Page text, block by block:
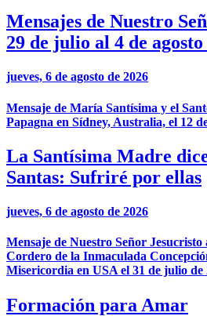
Mensajes de Nuestro
29 de julio al 4 de agosto
jueves, 6 de agosto de 2026
Mensaje de María Santísima y el
Papagna en Sídney, Australia, el 12
La Santísima Madre
Santas: Sufriré por ellas
jueves, 6 de agosto de 2026
Mensaje de Nuestro Señor Jesucristo
Cordero de la Inmaculada
Misericordia en USA el 31 de julio de
Formación para Amar